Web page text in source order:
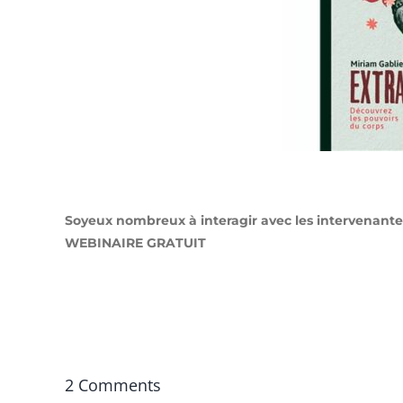
Soyeux nombreux à interagir avec les
WEBINAIRE GRATUIT
2 Comments